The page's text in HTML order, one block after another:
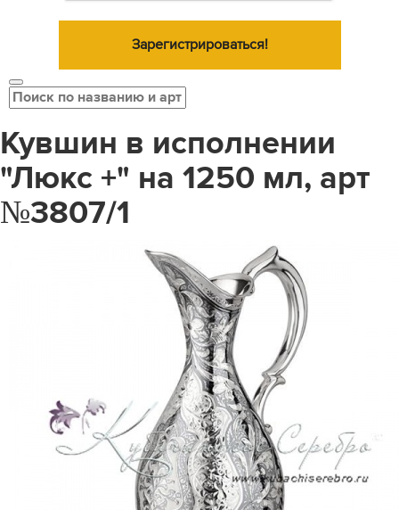
Зарегистрироваться!
Кувшин в исполнении
"Люкс +" на 1250 мл, арт
№3807/1